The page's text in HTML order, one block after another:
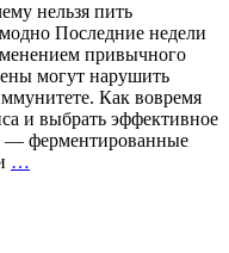
нельзя пить
Последние недели
привычного
могут нарушить
Как вовремя
и выбрать эффективное
— ферментированные
…